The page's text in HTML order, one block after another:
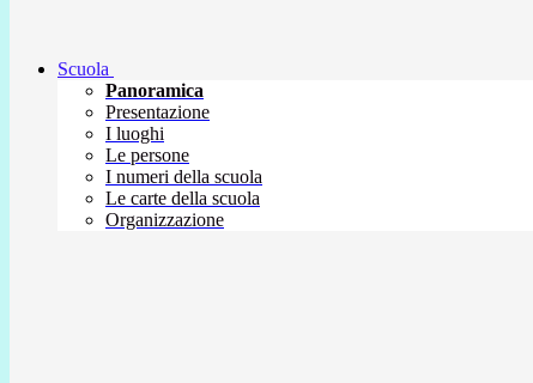
Scuola
Panoramica
Presentazione
I luoghi
Le persone
I numeri della scuola
Le carte della scuola
Organizzazione